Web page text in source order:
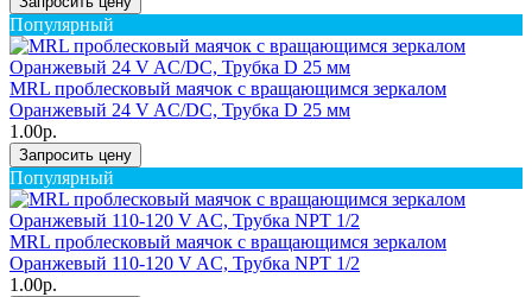
Популярный
MRL проблесковый маячок с вращающимся зеркалом
Оранжевый 24 V AC/DC, Трубка D 25 мм
1.00р.
Запросить цену
Популярный
MRL проблесковый маячок с вращающимся зеркалом
Оранжевый 110-120 V AC, Трубка NPT 1/2
1.00р.